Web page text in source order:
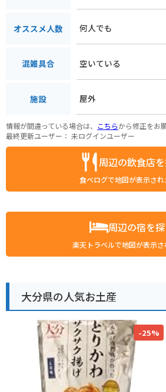
オススメ人数 何人でも
混雑具合 空いている
施設 屋外
情報が間違っている場合は、 こちらから修正をお
最終更新ユーザー： 未ログインユーザー
周辺の飲食店
食べログで地図が表示され
周辺の宿を
楽天トラベルで地図が表示さ
大分県の人気お土産
-25%